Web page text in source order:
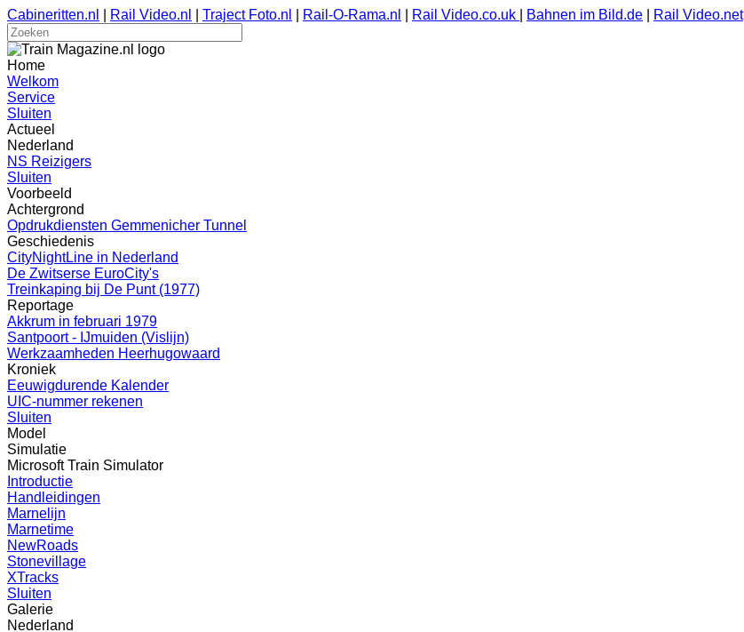
Cabineritten.nl Rail Video.nl Traject Foto.nl Rail-O-Rama.nl Rail Video.co.uk Bahnen im Bild.de Rail Video.net
Home
Welkom
Service
Sluiten
Actueel
Nederland
NS Reizigers
Sluiten
Voorbeeld
Achtergrond
Opdrukdiensten Gemmenicher Tunnel
Geschiedenis
CityNightLine in Nederland
De Zwitserse EuroCity's
Treinkaping bij De Punt (1977)
Reportage
Akkrum in februari 1979
Santpoort - IJmuiden (Vislijn)
Werkzaamheden Heerhugowaard
Kroniek
Eeuwigdurende Kalender
UIC-nummer rekenen
Sluiten
Model
Simulatie
Microsoft Train Simulator
Introductie
Handleidingen
Marnelijn
Marnetime
NewRoads
Stonevillage
XTracks
Sluiten
Galerie
Nederland